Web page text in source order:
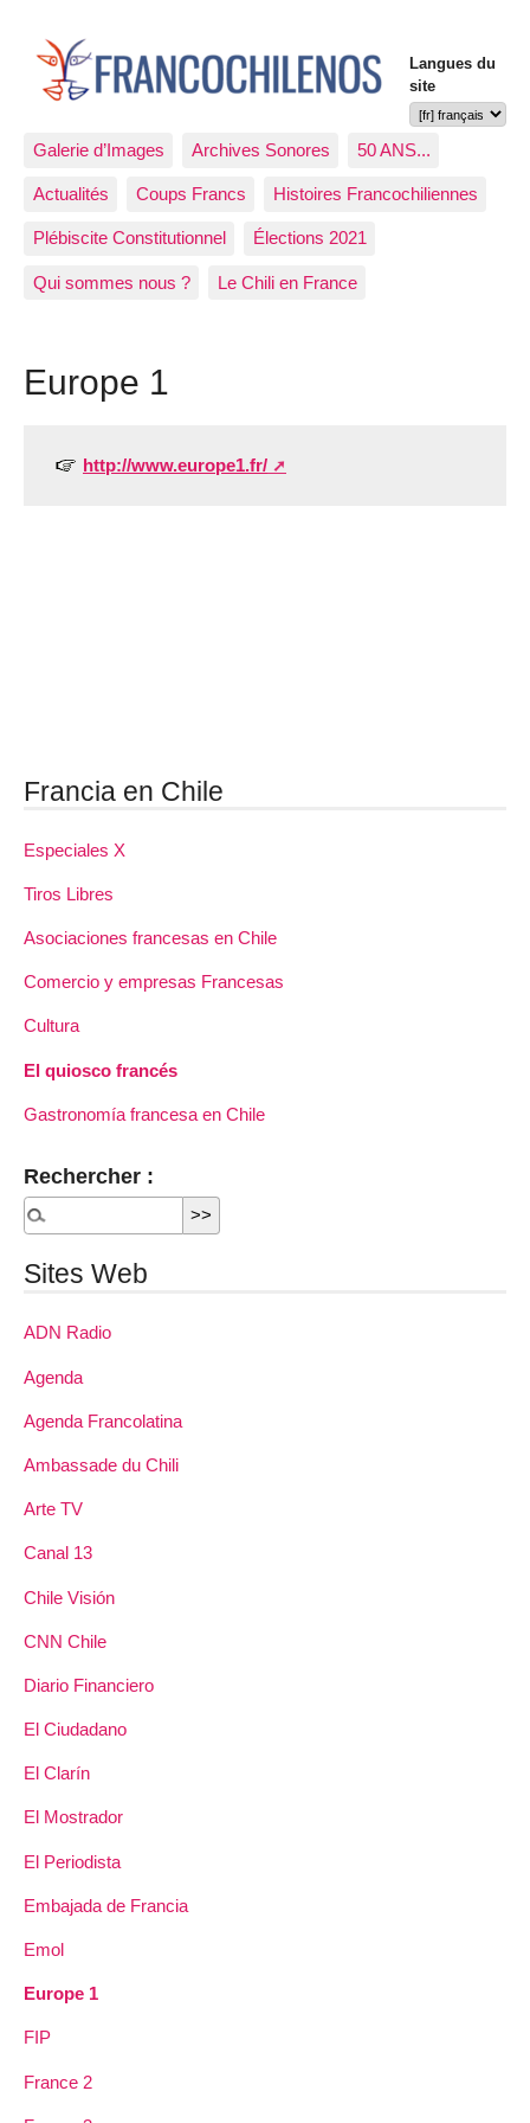
Langues du
site
Galerie d’Images Archives Sonores 50 ANS...
Actualités Coups Francs Histoires Francochiliennes
Plébiscite Constitutionnel Élections 2021
Qui sommes nous ? Le Chili en France
Europe 1
http://www.europe1.fr/
Francia en Chile
Especiales X
Tiros Libres
Asociaciones francesas en Chile
Comercio y empresas Francesas
Cultura
El quiosco francés
Gastronomía francesa en Chile
Rechercher :
Sites Web
ADN Radio
Agenda
Agenda Francolatina
Ambassade du Chili
Arte TV
Canal 13
Chile Visión
CNN Chile
Diario Financiero
El Ciudadano
El Clarín
El Mostrador
El Periodista
Embajada de Francia
Emol
Europe 1
FIP
France 2